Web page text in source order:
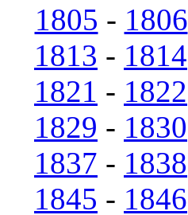
1805 - 1806
1813 - 1814
1821 - 1822
1829 - 1830
1837 - 1838
1845 - 1846